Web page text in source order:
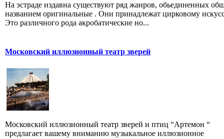
На эстраде издавна существуют ряд жанров, обьединенных
названием оригинальные . Они принадлежат цирковому
Это различного рода акробатические но...
Московский иллюзионный театр зверей
Московский иллюзионный театр зверей и птиц “Артемон “
предлагает вашему вниманию музыкальное иллюзионное